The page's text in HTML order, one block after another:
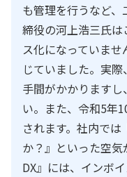
も管理を行うなど
締役の河上浩三氏
ス化になっていま
じていました。実
手間がかかります
い。また、令和5年
されます。社内で
か？』といった空
DX』には、インボ